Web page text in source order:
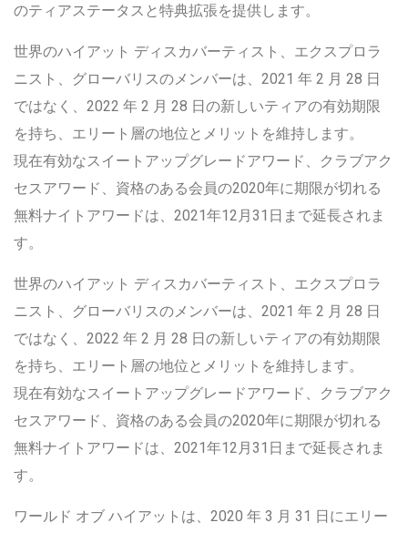
のティアステータスと特典拡張を提供します。
世界のハイアット ディスカバーティスト、エクスプロラ
ニスト、グローバリスのメンバーは、2021 年 2 月 28 日
ではなく、2022 年 2 月 28 日の新しいティアの有効期限
を持ち、エリート層の地位とメリットを維持します。
現在有効なスイートアップグレードアワード、クラブアク
セスアワード、資格のある会員の2020年に期限が切れる
無料ナイトアワードは、2021年12月31日まで延長されま
す。
世界のハイアット ディスカバーティスト、エクスプロラ
ニスト、グローバリスのメンバーは、2021 年 2 月 28 日
ではなく、2022 年 2 月 28 日の新しいティアの有効期限
を持ち、エリート層の地位とメリットを維持します。
現在有効なスイートアップグレードアワード、クラブアク
セスアワード、資格のある会員の2020年に期限が切れる
無料ナイトアワードは、2021年12月31日まで延長されま
す。
ワールド オブ ハイアットは、2020 年 3 月 31 日にエリー